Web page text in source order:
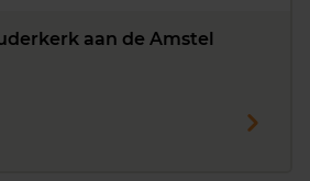
aan de Amstel